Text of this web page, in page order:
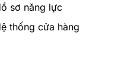
sơ năng lực
thống cửa hàng